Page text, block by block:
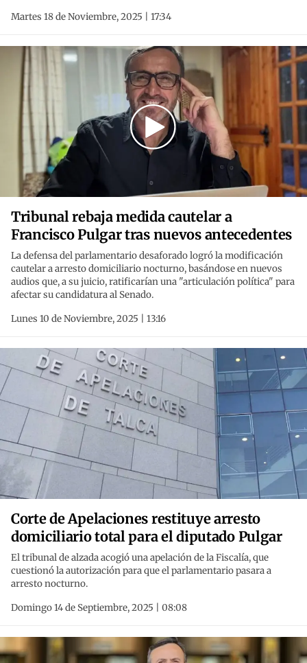
Martes 18 de Noviembre, 2025 | 17:34
Tribunal rebaja medida cautelar a
Francisco Pulgar tras nuevos antecedentes
La defensa del parlamentario desaforado logró la modificación
cautelar a arresto domiciliario nocturno, basándose en nuevos
audios que, a su juicio, ratificarían una "articulación política" para
afectar su candidatura al Senado.
Lunes 10 de Noviembre, 2025 | 13:16
Corte de Apelaciones restituye arresto
domiciliario total para el diputado Pulgar
El tribunal de alzada acogió una apelación de la Fiscalía, que
cuestionó la autorización para que el parlamentario pasara a
arresto nocturno.
Domingo 14 de Septiembre, 2025 | 08:08